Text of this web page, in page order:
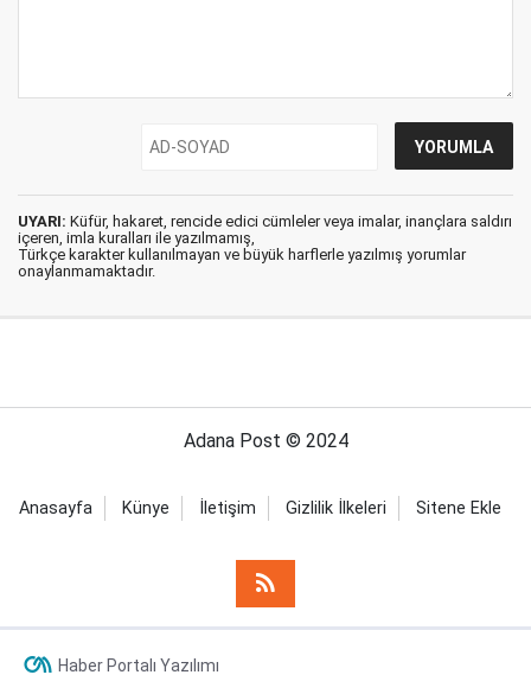
UYARI: Küfür, hakaret, rencide edici cümleler veya imalar, inançlara saldırı
içeren, imla kuralları ile yazılmamış,
Türkçe karakter kullanılmayan ve büyük harflerle yazılmış yorumlar
onaylanmamaktadır.
Adana Post © 2024
Anasayfa Künye İletişim Gizlilik İlkeleri Sitene Ekle
Haber Portalı Yazılımı